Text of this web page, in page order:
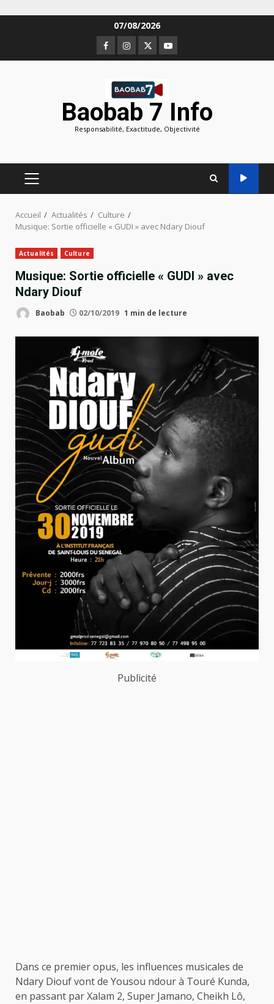
07/08/2026
Facebook
Instagram
TwitterYoutube
Baobab 7 Info
Responsabilité, Exactitude, Objectivité
MENU
PRINCIPAL
Accueil Actualités
Culture
Musique: Sortie officielle « GUDI » avec Ndary Diouf
Actualités Culture
Musique: Sortie officielle « GUDI » avec
Ndary Diouf
Baobab 02/10/2019 1 min de lecture
Publicité
Dans ce premier opus, les influences musicales de
Ndary Diouf vont de Yousou ndour à Touré Kunda,
en passant par Xalam 2, Super Jamano, Cheikh Lô,